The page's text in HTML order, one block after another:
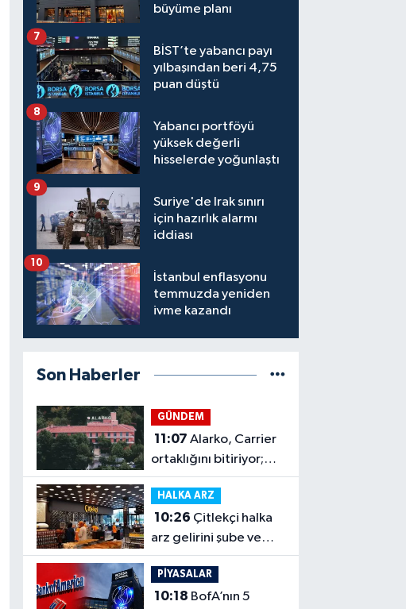
büyüme planı
BİST’te yabancı payı
yılbaşından beri 4,75
puan düştü
7
Yabancı portföyü
yüksek değerli
hisselerde yoğunlaştı
8
Suriye'de Irak sınırı
için hazırlık alarmı
iddiası
9
İstanbul enflasyonu
temmuzda yeniden
ivme kazandı
10
Son Haberler
GÜNDEM
11:07 Alarko, Carrier
ortaklığını bitiriyor;
payı yüzde 84,06’ya
çıkacak
HALKA ARZ
10:26
arz gelirini şube ve
GES'e yöneltecek
PİYASALAR
10:18